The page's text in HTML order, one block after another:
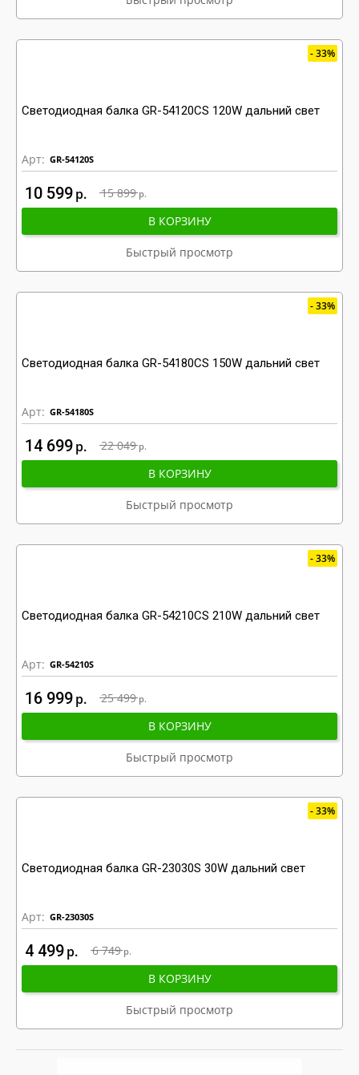
33%
Светодиодная балка GR-54120CS 120W дальний свет
Арт: GR-54120S
15 899 р
10 599р
В КОРЗИНУ
Быстрый просмотр
33%
Светодиодная балка GR-54180CS 150W дальний свет
Арт: GR-54180S
22 049 р
14 699р
В КОРЗИНУ
Быстрый просмотр
33%
Светодиодная балка GR-54210CS 210W дальний свет
Арт: GR-54210S
25 499 р
16 999р
В КОРЗИНУ
Быстрый просмотр
33%
Светодиодная балка GR-23030S 30W дальний свет
Арт: GR-23030S
6 749 р
4 499р
В КОРЗИНУ
Быстрый просмотр